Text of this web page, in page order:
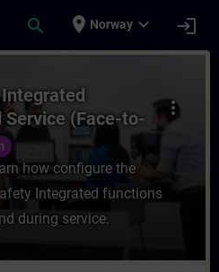
search place Norway expand_more login
Safety Integrated
more_vert
Service (Face-to-
how configure the
Integrated functions
during service.